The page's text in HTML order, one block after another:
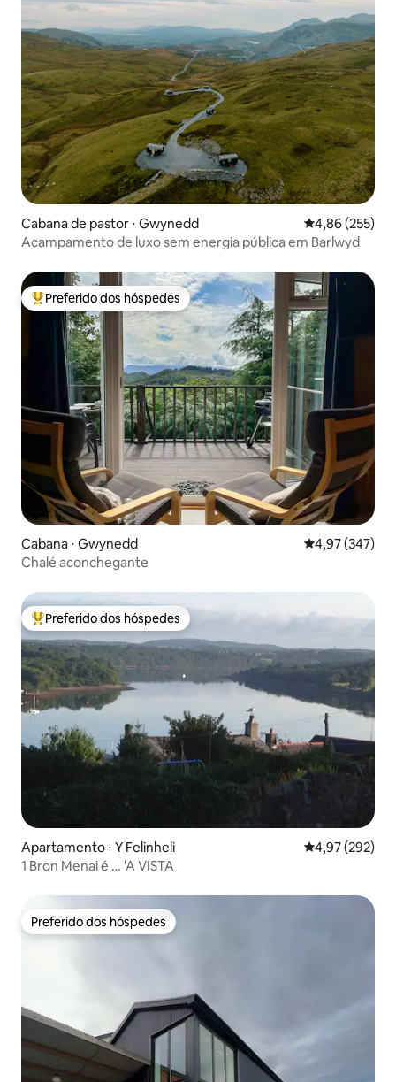
Cabana de pastor ⋅ Gwynedd 4,86 de uma
4,86 (255)
Acampamento de luxo sem energia pública em Barlwyd
Entre os melhores preferidos dos hóspedes
Preferido dos hóspedes
Cabana ⋅ Gwynedd 4,97 de uma
4,97 (347)
Chalé aconchegante
Entre os melhores preferidos dos hóspedes
Preferido dos hóspedes
Apartamento ⋅ Y Felinheli 4,97 de uma
4,97 (292)
1 Bron Menai é … 'A VISTA
Preferido dos hóspedes
Preferido dos hóspedes